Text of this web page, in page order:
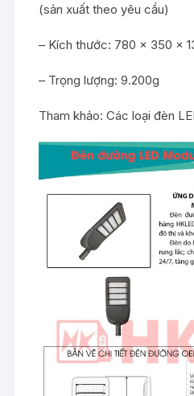
(sản xuất theo yêu cầu)
– Kích thước: 780 x 350 x
– Trọng lượng: 9.200g
Tham khảo:Các loại đèn